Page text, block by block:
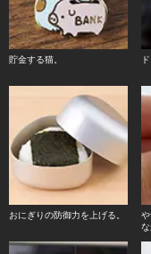
貯金する猫。
おにぎりの防御力を上げる。
な